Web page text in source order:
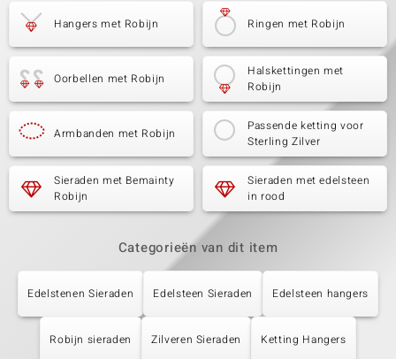
Hangers met Robijn Ringen met Robijn
Oorbellen met Robijn
Halskettingen met
Robijn
Armbanden met Robijn
Passende ketting voor
Sterling Zilver
Sieraden met Bemainty
Robijn
Sieraden met edelsteen
in rood
Categorieën van dit item
Edelstenen Sieraden Edelsteen Sieraden Edelsteen hangers
Robijn sieraden Zilveren Sieraden Ketting Hangers